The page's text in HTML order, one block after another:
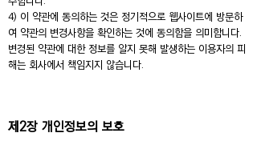
4) 이 약관에 동의하는 것은 정기적으로 웹사이트에 방문하
여 약관의 변경사항을 확인하는 것에 동의함을 의미합니다.
변경된 약관에 대한 정보를 알지 못해 발생하는 이용자의 피
해는 회사에서 책임지지 않습니다.
제2장 개인정보의 보호